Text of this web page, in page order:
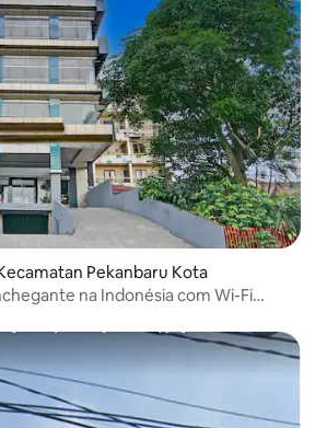
Pekanbaru Kota
na Indonésia com Wi-Fi